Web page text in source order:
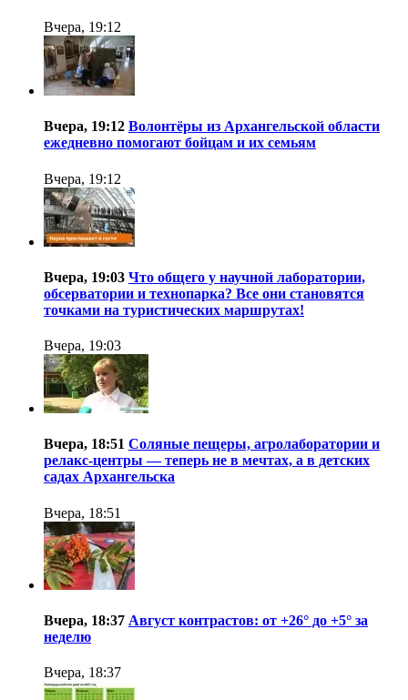
Вчера, 19:12
Вчера, 19:12 Волонтёры из Архангельской области
ежедневно помогают бойцам и их семьям
Вчера, 19:12
Вчера, 19:03 Что общего у научной лаборатории,
обсерватории и технопарка? Все они становятся
точками на туристических маршрутах!
Вчера, 19:03
Вчера, 18:51 Соляные пещеры, агролаборатории и
релакс-центры — теперь не в мечтах, а в детских
садах Архангельска
Вчера, 18:51
Вчера, 18:37 Август контрастов: от +26° до +5° за
неделю
Вчера, 18:37